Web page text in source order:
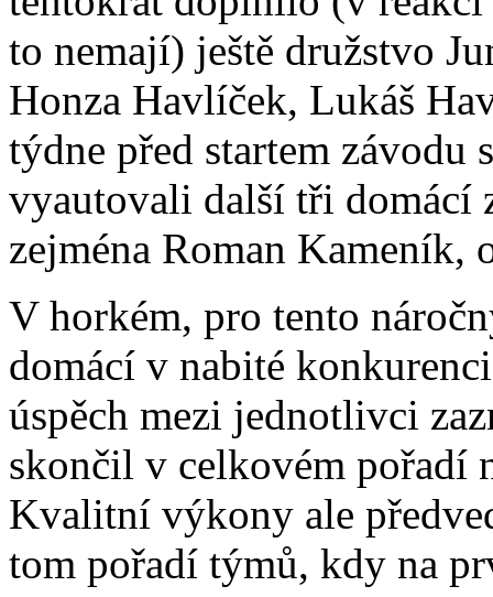
to nemají) ještě družstvo
Honza Havlíček, Lukáš
týdne před startem závodu
vyautovali další tři domácí
zejména Roman Kameník,
V horkém, pro tento
domácí v nabité
úspěch mezi jednotlivci
skončil v celkovém pořadí
Kvalitní výkony ale
tom pořadí týmů, kdy na